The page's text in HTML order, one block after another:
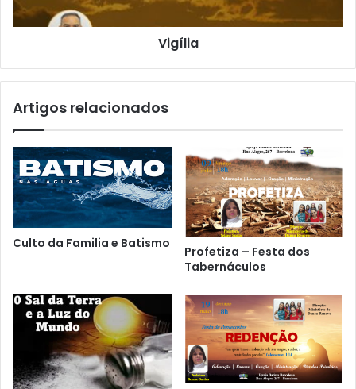
Vigília
Artigos relacionados
Culto da Familia e Batismo
Profetiza – Festa dos
Tabernáculos